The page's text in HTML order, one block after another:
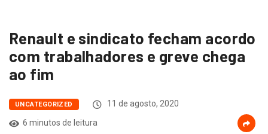
Renault e sindicato fecham acordo
com trabalhadores e greve chega
ao fim
UNCATEGORIZED
11 de agosto, 2020
6 minutos de leitura